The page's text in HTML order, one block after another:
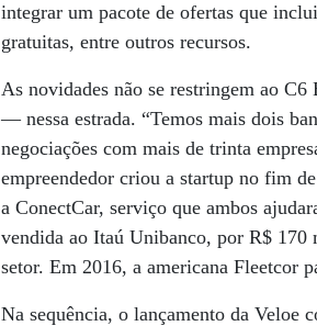
integrar um pacote de ofertas que
gratuitas, entre outros recursos.
As novidades não se restringem ao
— nessa estrada. “Temos mais dois
negociações com mais de trinta
empreendedor criou a startup no fim
a ConectCar, serviço que ambos
vendida ao Itaú Unibanco, por R$
setor. Em 2016, a americana Fleetcor
Na sequência, o lançamento da Veloe